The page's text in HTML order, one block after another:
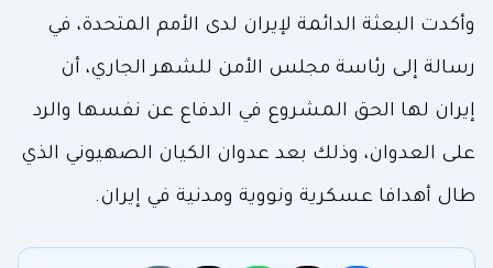
وأكدت البعثة الدائمة لإيران لدى الأمم المتحدة، في
رسالة إلى رئاسة مجلس الأمن للشهر الجاري، أن
إيران لها الحق المشروع في الدفاع عن نفسها والرد
على العدوان، وذلك بعد عدوان الكيان الصهيوني الذي
طال أهدافا عسكرية ونووية ومدنية في إيران.